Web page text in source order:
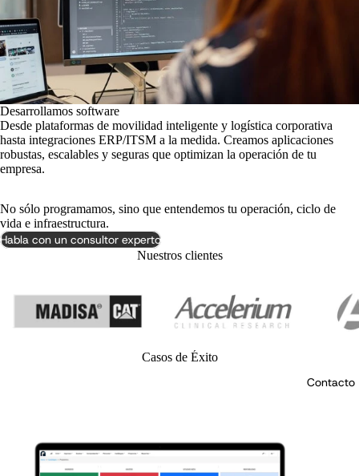
Contacto
Desarrollamos software
Desde plataformas de movilidad inteligente y logística corporativa
hasta integraciones ERP/ITSM a la medida. Creamos aplicaciones
robustas, escalables y seguras que optimizan la operación de tu
empresa.
No sólo programamos, sino que entendemos tu operación, ciclo de
vida e infraestructura.
Habla con un consultor experto
Nuestros clientes
Casos de Éxito